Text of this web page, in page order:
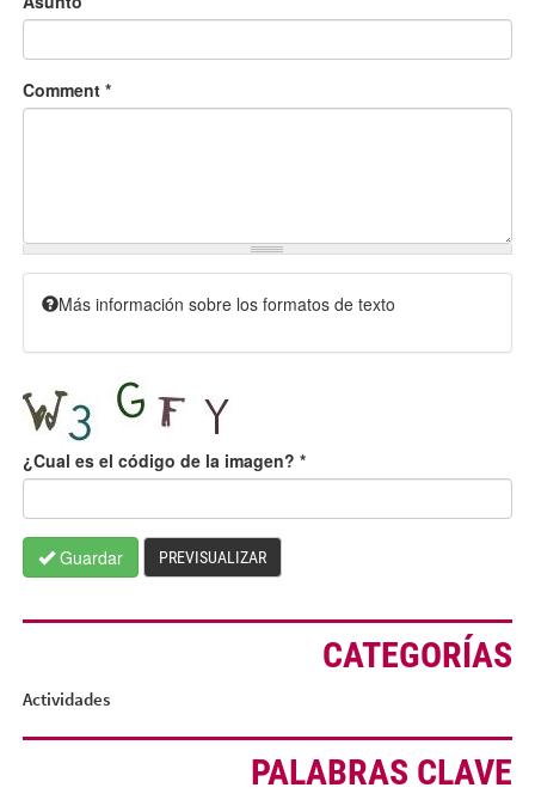
Comment *
Más información sobre los formatos de texto
¿Cual es el código de la imagen? *
Guardar PREVISUALIZAR
CATEGORÍAS
Actividades
PALABRAS CLAVE